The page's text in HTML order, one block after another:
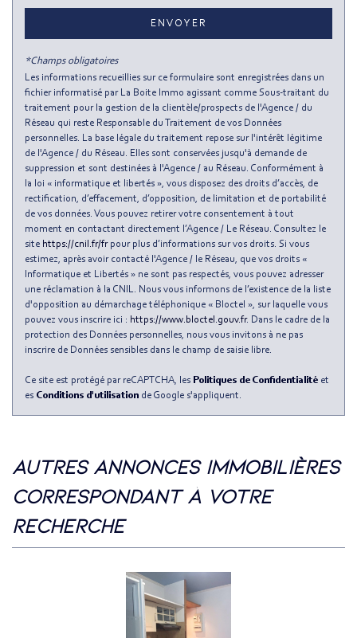
Taxe habitation
Taxe foncière 8,37 %
Habitants de moins de 25 ans
Habitants de 25 à 55 ans 50,60 %
Habitants de plus de 55 ans 22,74 %
Nombre d'enfants par famille 0,94
Familles sans enfant 45,96 %
Familles avec 1 ou 2 enfants
Maisons 0,90 %
Appartements 99,10 %
Familles avec 3 enfants 6,18 %
ENVOYER
*Champs obligatoires
Les informations recueillies sur ce formulaire sont enregistrées dans un
fichier informatisé par La Boite Immo agissant comme Sous-traitant du
traitement pour la gestion de la clientèle/prospects de l'Agence / du
Réseau qui reste Responsable du Traitement de vos Données
personnelles. La base légale du traitement repose sur l'intérêt légitime
de l'Agence / du Réseau. Elles sont conservées jusqu'à demande de
suppression et sont destinées à l'Agence / au Réseau. Conformément à
la loi « informatique et libertés », vous disposez des droits d’accès, de
rectification, d’effacement, d’opposition, de limitation et de portabilité
de vos données. Vous pouvez retirer votre consentement à tout
moment en contactant directement l’Agence / Le Réseau. Consultez le
site https://cnil.fr/frpour plus d’informations sur vos droits. Si vous
estimez, après avoir contacté l'Agence / le Réseau, que vos droits «
Informatique et Libertés » ne sont pas respectés, vous pouvez adresser
une réclamation à la CNIL. Nous vous informons de l’existence de la liste
d'opposition au démarchage téléphonique « Bloctel », sur laquelle vous
pouvez vous inscrire ici : https://www.bloctel.gouv.fr. Dans le cadre de la
protection des Données personnelles, nous vous invitons à ne pas
inscrire de Données sensibles dans le champ de saisie libre.
Ce site est protégé par reCAPTCHA, les Politiques de Confidentialité et
es Conditions d'utilisation de Google s'appliquent.
autres annonces immobilières
correspondant à votre
recherche